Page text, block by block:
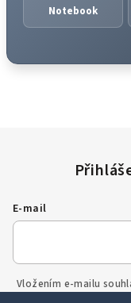
Notebook
E-mail
Vložením e-mailu